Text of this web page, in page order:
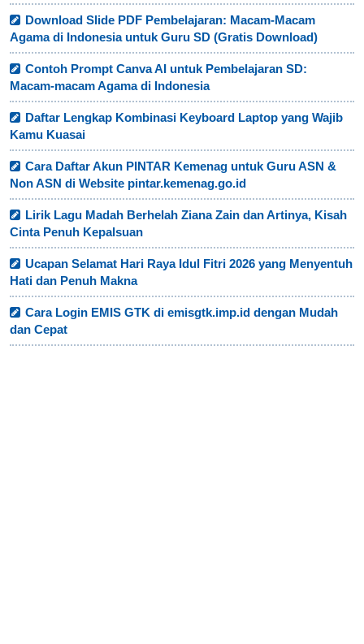
Download Slide PDF Pembelajaran: Macam-Macam
Agama di Indonesia untuk Guru SD (Gratis Download)
Contoh Prompt Canva AI untuk Pembelajaran SD:
Macam-macam Agama di Indonesia
Daftar Lengkap Kombinasi Keyboard Laptop yang Wajib
Kamu Kuasai
Cara Daftar Akun PINTAR Kemenag untuk Guru ASN &
Non ASN di Website pintar.kemenag.go.id
Lirik Lagu Madah Berhelah Ziana Zain dan Artinya, Kisah
Cinta Penuh Kepalsuan
Ucapan Selamat Hari Raya Idul Fitri 2026 yang Menyentuh
Hati dan Penuh Makna
Cara Login EMIS GTK di emisgtk.imp.id dengan Mudah
dan Cepat